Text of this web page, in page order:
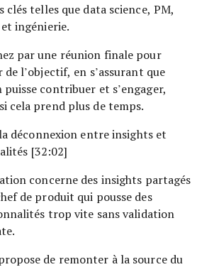
clés telles que data science, PM,
ingénierie.
par une réunion finale pour
de l’objectif, en s’assurant que
puisse contribuer et s’engager,
cela prend plus de temps.
déconnexion entre insights et
[32:02]
concerne des insights partagés
de produit qui pousse des
trop vite sans validation
de remonter à la source du